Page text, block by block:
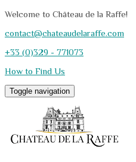
Welcome to Château de la Raffe!
contact@chateaudelaraffe.com
+33 (0)329 - 771073
How to Find Us
Toggle navigation